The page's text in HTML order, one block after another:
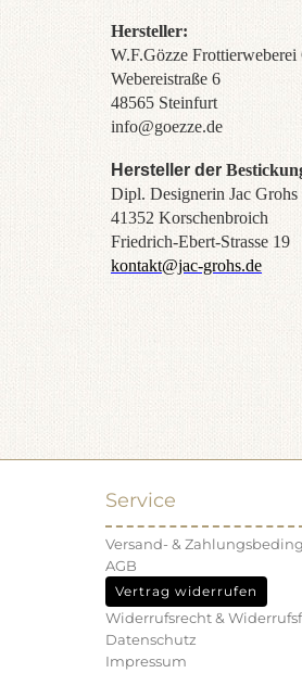
Hersteller:
W.F.Gözze Frottierweberei
Webereistraße 6
48565 Steinfurt
info@goezze.de
Hersteller der
Dipl. Designerin Jac Grohs
41352 Korschenbroich
Friedrich-Ebert-Strasse 19
kontakt@jac-grohs.de
Service
Versand- &
AGB
Vertrag widerrufen
Widerrufsrecht &
Datenschutz
Impressum